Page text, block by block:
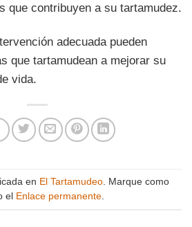
que contribuyen a su tartamudez.
adecuada pueden
que tartamudean a mejorar su
vida.
en El Tartamudeo . Marque como
el Enlace permanente